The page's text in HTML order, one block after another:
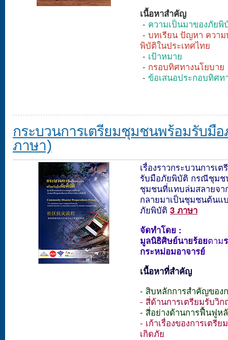
เนื้อหาสำคัญ
- ความเป็นมาของภัยพิ
- บทเรียน ปัญหา ควา
พิบัติในประเทศไทย
- เป้าหมาย
- กรอบทิศทางนโยบาย
- ข้อเสนอประกอบทิศท
กระบวนการเตรียมชุมชนพร้อมรับมื
ภาษา)
เรื่องราวกระบวนการเ
รับมือภัยพิบัติ กรณีชุมช
ชุมชนที่แทบล่มสลายจ
กลายมาเป็นชุมชนต้นแ
ภัยพิบัติ 3 ภาษา
จัดทำโดย :
มูลนิธิศิษย์นายร้อยตาม
กระหม่อมอาจารย์
เนื้อหาที่สำคัญ
- สิบหลักการสำคัญของ
- สี่ด้านการเตรียมรับวิก
- สี่อย่างด้านการฟื้นฟูห
- เก้าเรื่องของการเตรี
เกิดภัย